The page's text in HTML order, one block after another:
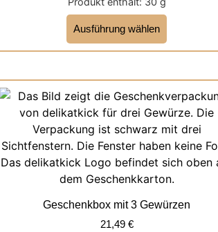
Ausführung wählen
Geschenkbox mit 3 Gewürzen
21,49 €